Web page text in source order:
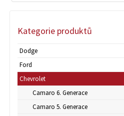
Kategorie produktů
Dodge
Ford
Chevrolet
Camaro 6. Generace
Camaro 5. Generace